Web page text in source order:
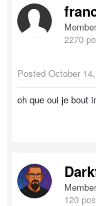
2270
Posted October
oh que oui je bout
120